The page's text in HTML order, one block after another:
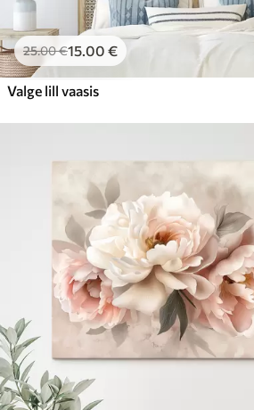
25.00€15.00 €
Valge lill vaasis